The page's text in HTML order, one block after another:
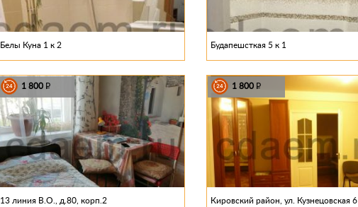
Белы Куна 1 к 2 Будапешсткая 5 к 1
13 линия В.О., д.80, корп.2
1 800 P
Кировский район, ул. Кузнецовская 6
1 800 P